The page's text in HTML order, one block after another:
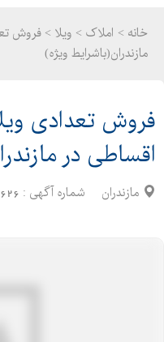
خانه > املاک > ویلا > فروش
مازندران(باشرایط ویژه)
فروش تعدادی
اقساطی در
مازندران شماره آگهی :